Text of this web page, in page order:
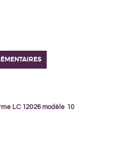
LC 12026 modèle 10